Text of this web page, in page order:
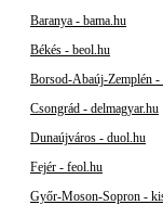
Baranya - bama.hu
Békés - beol.hu
Borsod-Abaúj-Zemplén -
Csongrád - delmagyar.hu
Dunaújváros - duol.hu
Fejér - feol.hu
Győr-Moson-Sopron -